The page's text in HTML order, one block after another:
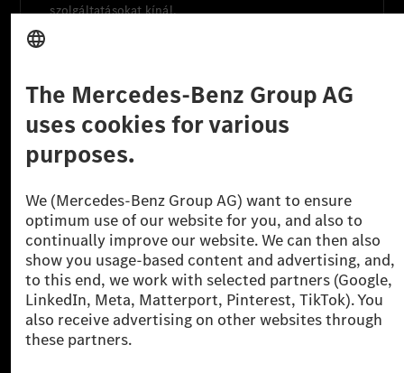
szolgáltatásokat kínál.
Helyszínek
Szolgáltató Jogi nyilatkozat
Beállítások
Adatvédelmi nyilatkozat
Harmadik fél licencére vonatkozó értesítés